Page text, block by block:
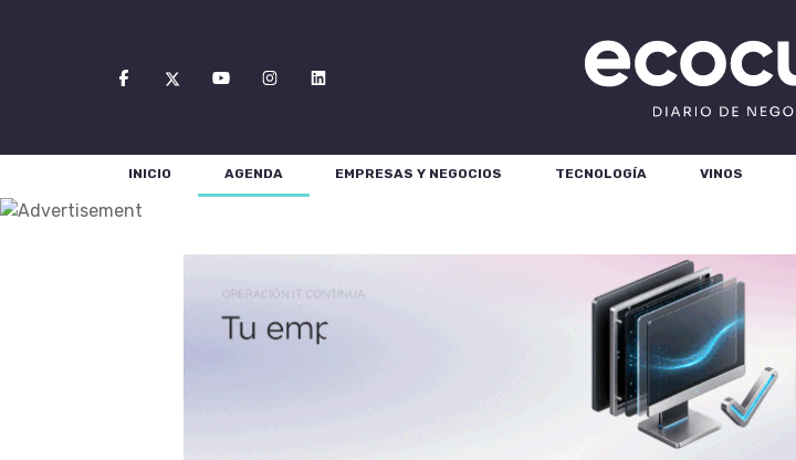
INICIO AGENDA EMPRESAS Y NEGOCIOS TECNOLOGÍA VINOS